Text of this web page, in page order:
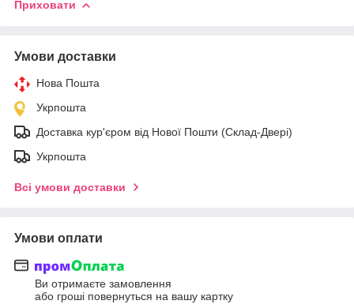
Приховати
Умови доставки
Нова Пошта
Укрпошта
Доставка кур'єром від Нової Пошти (Склад-Двері)
Укрпошта
Всі умови доставки
Умови оплати
Ви отримаєте замовлення
або гроші повернуться на вашу картку